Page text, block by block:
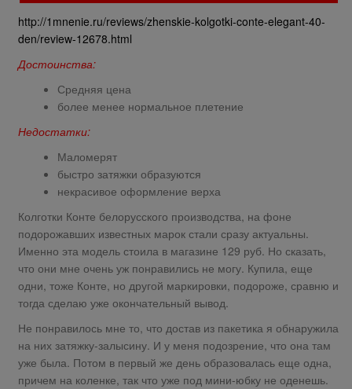
http://1mnenie.ru/reviews/zhenskie-kolgotki-conte-elegant-40-
den/review-12678.html
Достоинства:
Средняя цена
более менее нормальное плетение
Недостатки:
Маломерят
быстро затяжки образуются
некрасивое оформление верха
Колготки Конте белорусского производства, на фоне
подорожавших известных марок стали сразу актуальны.
Именно эта модель стоила в магазине 129 руб. Но сказать,
что они мне очень уж понравились не могу. Купила, еще
одни, тоже Конте, но другой маркировки, подороже, сравню и
тогда сделаю уже окончательный вывод.
Не понравилось мне то, что достав из пакетика я обнаружила
на них затяжку-залысину. И у меня подозрение, что она там
уже была. Потом в первый же день образовалась еще одна,
причем на коленке, так что уже под мини-юбку не оденешь.